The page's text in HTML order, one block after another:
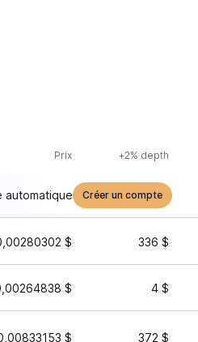
Prix +2% depth
automatique Créer un compte
$ 336 $
$ 4 $
$ 372 $